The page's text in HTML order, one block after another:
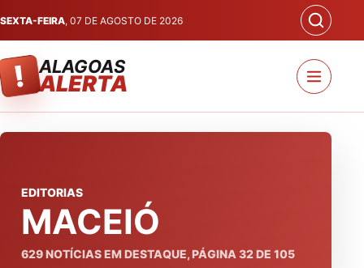
SEXTA-FEIRA, 07 DE AGOSTO DE 2026
! ALAGOAS
ALERTA
EDITORIAS
MACEIÓ
629NOTÍCIAS EM DESTAQUE, PÁGINA 32DE 105